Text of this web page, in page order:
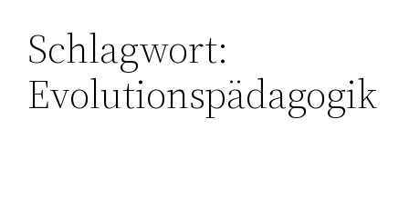
Zum
Inhalt
springen
Schlagwort:
Evolutionspädagogik